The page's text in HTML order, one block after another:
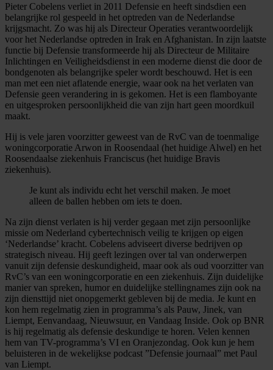
Pieter Cobelens verliet in 2011 Defensie en heeft sindsdien een
belangrijke rol gespeeld in het optreden van de Nederlandse
krijgsmacht. Zo was hij als Directeur Operaties verantwoordelijk
voor het Nederlandse optreden in Irak en Afghanistan. In zijn laatste
functie bij Defensie transformeerde hij als Directeur de Militaire
Inlichtingen en Veiligheidsdienst in een moderne dienst die door de
bondgenoten als belangrijke speler wordt beschouwd. Het is een
man met een niet aflatende energie, waar ook na het verlaten van
Defensie geen verandering in is gekomen. Het is een flamboyante
en uitgesproken persoonlijkheid die van zijn hart geen moordkuil
maakt.
Hij is vele jaren voorzitter geweest van de RvC van de toenmalige
woningcorporatie Arwon in Roosendaal (het huidige Alwel) en het
Roosendaalse ziekenhuis Franciscus (het huidige Bravis
ziekenhuis).
Je kunt als individu echt het verschil maken. Je moet
alleen de ballen hebben om iets te doen.
Na zijn dienst verlaten is hij verder gegaan met zijn persoonlijke
missie om Nederland cybertechnisch veilig te krijgen op eigen
‘Nederlandse’ kracht. Cobelens adviseert diverse bedrijven op
strategisch niveau. Hij geeft lezingen over tal van onderwerpen
vanuit zijn defensie deskundigheid, maar ook als oud voorzitter van
RvC’s van een woningcorporatie en een ziekenhuis. Zijn duidelijke
manier van spreken, humor en duidelijke stellingnames zijn ook na
zijn diensttijd niet onopgemerkt gebleven bij de media. Je kunt en
kon hem regelmatig zien in programma’s als Pauw, Jinek, van
Liempt, Eenvandaag, Nieuwsuur, en Vandaag Inside. Ook op BNR
is hij regelmatig als defensie deskundige te horen. Velen kennen
hem van TV-programma’s VI en Oranjezondag. Ook kun je hem
beluisteren in de wekelijkse podcast ”Defensie journaal” met Paul
van Liempt.